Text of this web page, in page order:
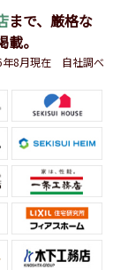
まで、 厳格な
。
8月現在 自社調べ